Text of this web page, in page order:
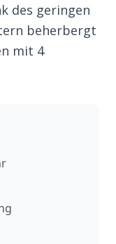
des geringen
beherbergt
mit 4